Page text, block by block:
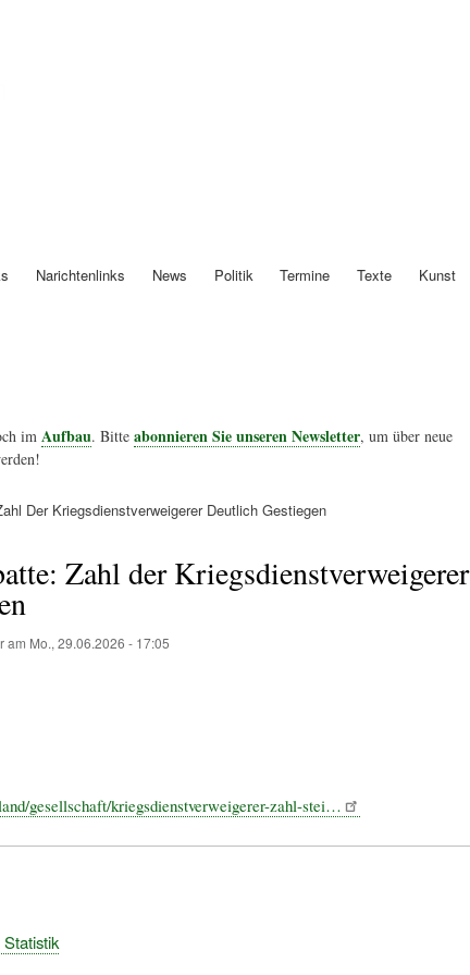
Narichtenlinks News Politik Termine Texte Kunst
im Aufbau. Bitte abonnieren Sie unseren Newsletter, um über neue
Der Kriegsdienstverweigerer Deutlich Gestiegen
Zahl der Kriegsdienstverweigerer
am Mo., 29.06.2026 - 17:05
gesellschaft/kriegsdienstverweigerer-zahl-stei…